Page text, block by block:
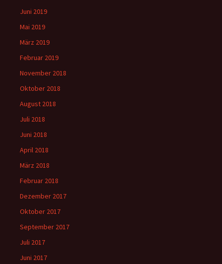
Juni 2019
Mai 2019
März 2019
Februar 2019
November 2018
Oktober 2018
August 2018
Juli 2018
Juni 2018
April 2018
März 2018
Februar 2018
Dezember 2017
Oktober 2017
September 2017
Juli 2017
Juni 2017